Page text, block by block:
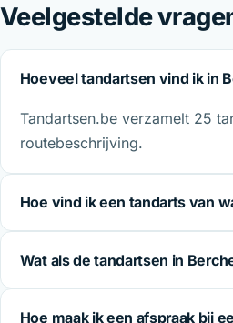
Veelgestelde
Hoeveel tandartsen vind ik in
Tandartsen.be verzamelt 25
routebeschrijving.
Hoe vind ik een tandarts van
Wat als de tandartsen in
Hoe maak ik een afspraak bij